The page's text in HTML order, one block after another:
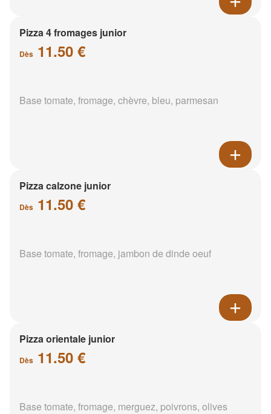
Pizza 4 fromages junior
Dès 11.50 €
Base tomate, fromage, chèvre, bleu, parmesan
Pizza calzone junior
Dès 11.50 €
Base tomate, fromage, jambon de dinde oeuf
Pizza orientale junior
Dès 11.50 €
Base tomate, fromage, merguez, poivrons, olives